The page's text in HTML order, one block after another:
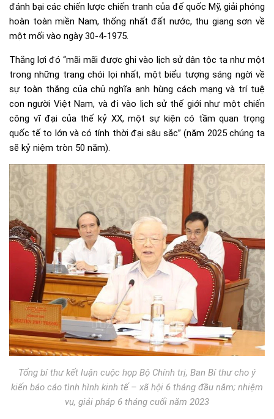
đánh bại các chiến lược chiến tranh của đế quốc Mỹ, giải phóng
hoàn toàn miền Nam, thống nhất đất nước, thu giang sơn về
một mối vào ngày 30-4-1975.
Thắng lợi đó “mãi mãi được ghi vào lịch sử dân tộc ta như một
trong những trang chói lọi nhất, một biểu tượng sáng ngời về
sự toàn thắng của chủ nghĩa anh hùng cách mạng và trí tuệ
con người Việt Nam, và đi vào lịch sử thế giới như một chiến
công vĩ đại của thế kỷ XX, một sự kiện có tầm quan trọng
quốc tế to lớn và có tính thời đại sâu sắc” (năm 2025 chúng ta
sẽ kỷ niệm tròn 50 năm).
Tổng bí thư kết luận cuộc họp Bộ Chính trị, Ban Bí thư cho ý
kiến báo cáo tình hình kinh tế – xã hội 6 tháng đầu năm; nhiệm
vụ, giải pháp 6 tháng cuối năm 2023